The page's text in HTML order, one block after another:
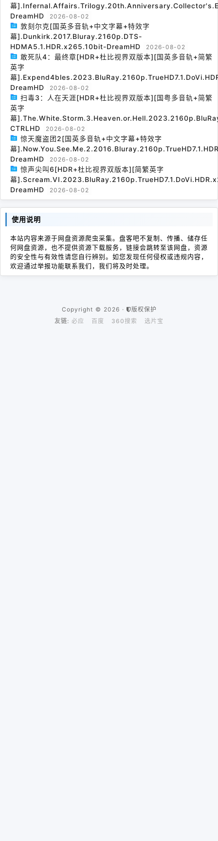
幕
DreamHD
2026-08-02
敦刻尔克[国英多音轨+中文字幕+特效字
幕].Dunkirk.2017.Bluray.2160p.DTS-
HDMA5.1.HDR.x265.10bit-DreamHD
2026-08-02
敢死队4：最终章[HDR+杜比视界双版本][国英多音轨+简繁
英字
幕
DreamHD
2026-08-02
扫毒3：人在天涯[HDR+杜比视界双版本][国粤多音轨+简繁
英字
幕
CTRLHD
2026-08-02
惊天魔盗团2[国英多音轨+中文字幕+特效字
幕
DreamHD
2026-08-02
惊声尖叫6[HDR+杜比视界双版本][简繁英字
幕
DreamHD
2026-08-02
使用说明
本站内容来源于网盘资源爬虫采集。盘客吧不复制、传播、储存任
何网盘资源，也不提供资源下载服务，链接会跳转至该网盘，资源
的安全性与有效性请您自行辨别。如您发现任何侵权或违规内容，
欢迎通过举报功能联系我们，我们将及时处理。
Copyright © 2026 ·
版权保护
友链: 必应 百度 360搜索 选片宝